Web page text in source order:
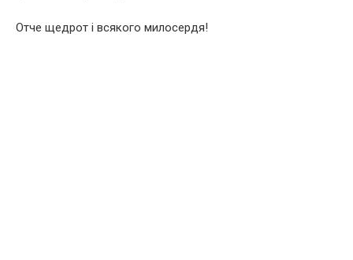
Отче щедрот і всякого милосердя!